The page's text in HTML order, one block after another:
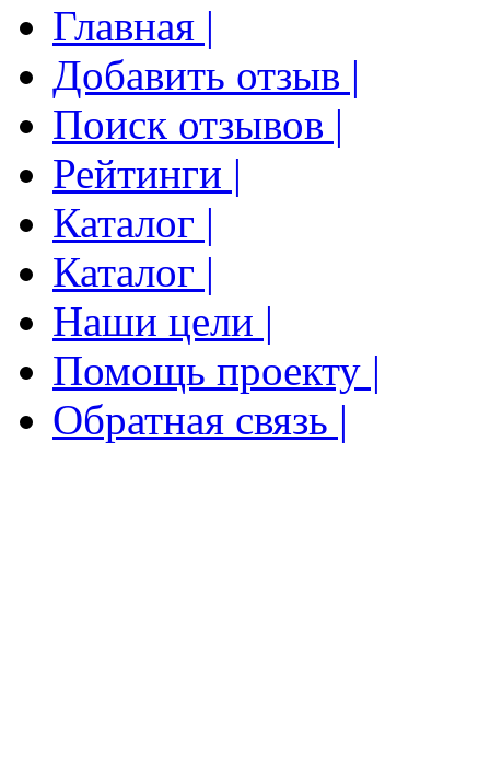
Главная |
Добавить отзыв |
Поиск отзывов |
Рейтинги |
Каталог |
Каталог |
Наши цели |
Помощь проекту |
Обратная связь |